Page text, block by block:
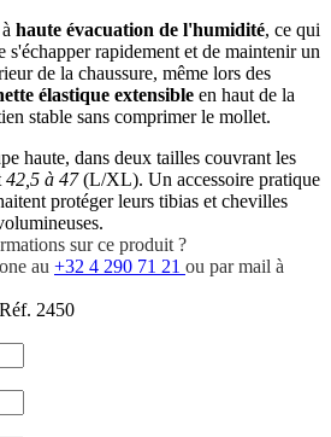
haute évacuation de l'humidité, ce qui
s'échapper rapidement et de maintenir un
de la chaussure, même lors des
élastique extensible en haut de la
stable sans comprimer le mollet.
haute, dans deux tailles couvrant les
42,5 à 47(L/XL). Un accessoire pratique
protéger leurs tibias et chevilles
sur ce produit ?
au +32 4 290 71 21 ou par mail à
Réf. 2450